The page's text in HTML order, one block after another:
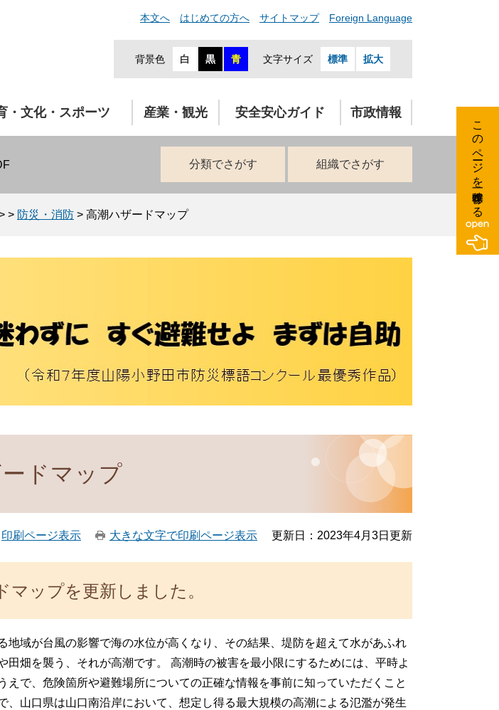
本文へ はじめての方へ サイトマップ Foreign Language
背景色 白 黒 青 文字サイズ 標準 拡大
・文化・スポーツ 産業・観光 安全安心ガイド 市政情報
分類でさがす 組織でさがす
> 防災・消防 > 高潮ハザードマップ
ドマップ
印刷ページ表示 大きな文字で印刷ページ表示 更新日：2023年4月3日更新
マップを更新しました。
域が台風の影響で海の水位が高くなり、その結果、堤防を超えて水があふれ
田畑を襲う、それが高潮です。 高潮時の被害を最小限にするためには、平時よ
えで、危険箇所や避難場所についての正確な情報を事前に知っていただくこと
、山口県は山口南沿岸において、想定し得る最大規模の高潮による氾濫が発生
このページを一時保存する